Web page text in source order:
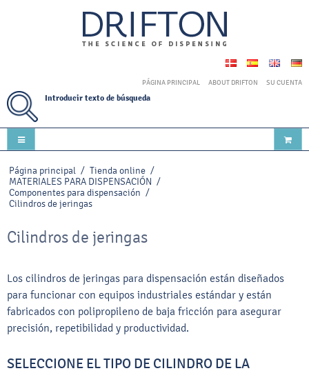
PÁGINA PRINCIPAL ABOUT DRIFTON SU CUENTA
Introducir texto de búsqueda
Página principal / Tienda online /
MATERIALES PARA DISPENSACIÓN /
Componentes para dispensación /
Cilindros de jeringas
Cilindros de jeringas
Los cilindros de jeringas para dispensación están diseñados
para funcionar con equipos industriales estándar y están
fabricados con polipropileno de baja fricción para asegurar
precisión, repetibilidad y productividad.
SELECCIONE EL TIPO DE CILINDRO DE LA